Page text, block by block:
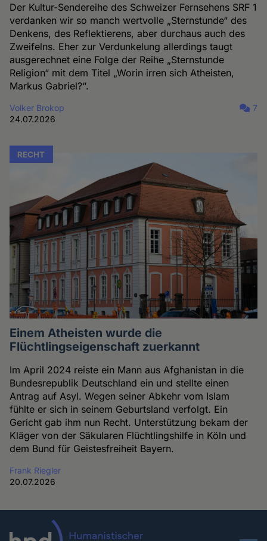
Der Kultur-Sendereihe des Schweizer Fernsehens SRF 1
verdanken wir so manch wertvolle „Sternstunde“ des
Denkens, des Reflektierens, aber durchaus auch des
Zweifelns. Eher zur Verdunkelung allerdings taugt
ausgerechnet eine Folge der Reihe „Sternstunde
Religion“ mit dem Titel „Worin irren sich Atheisten,
Markus Gabriel?“.
Volker Brokop
24.07.2026
7
RECHT
Einem Atheisten wurde die
Flüchtlingseigenschaft zuerkannt
Im April 2024 reiste ein Mann aus Afghanistan in die
Bundesrepublik Deutschland ein und stellte einen
Antrag auf Asyl. Wegen seiner Abkehr vom Islam
fühlte er sich in seinem Geburtsland verfolgt. Ein
Gericht gab ihm nun Recht. Unterstützung bekam der
Kläger von der Säkularen Flüchtlingshilfe in Köln und
dem Bund für Geistesfreiheit Bayern.
Frank Riegler
20.07.2026